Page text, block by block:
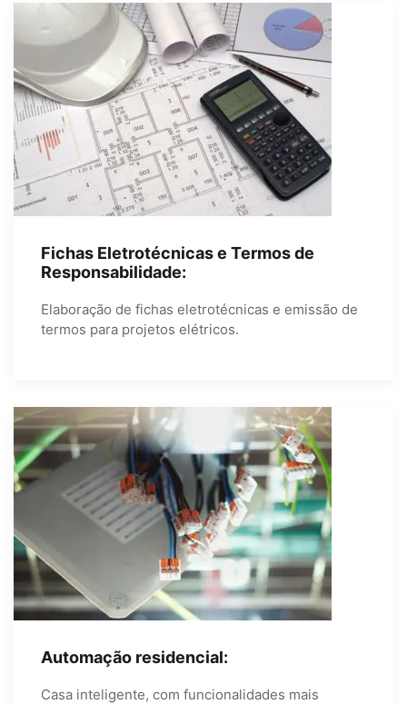
Fichas Eletrotécnicas e Termos de
Responsabilidade:
Elaboração de fichas eletrotécnicas e emissão de
termos para projetos elétricos.
Automação residencial:
Casa inteligente, com funcionalidades mais